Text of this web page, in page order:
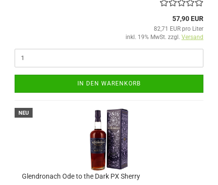
57,90 EUR
82,71 EUR pro Liter
inkl. 19% MwSt. zzgl. Versand
IN DEN WARENKORB
NEU
Glendronach Ode to the Dark PX Sherry